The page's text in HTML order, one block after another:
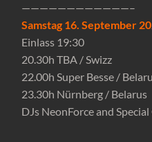
————————————–
Samstag 16. September
Einlass 19:30
20.30h TBA / Swizz
22.00h Super Besse /
23.30h Nürnberg / Belarus
DJs NeonForce and